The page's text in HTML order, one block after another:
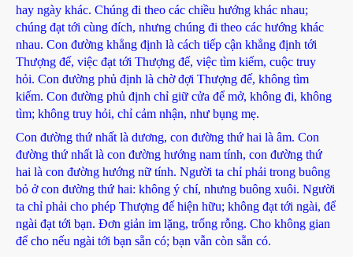
hay ngày khác. Chúng đi theo các chiều hướng khác nhau;
chúng đạt tới cùng đích, nhưng chúng đi theo các hướng khác
nhau. Con đường khẳng định là cách tiếp cận khẳng định tới
Thượng đế, việc đạt tới Thượng đế, việc tìm kiếm, cuộc truy
hỏi. Con đường phủ định là chờ đợi Thượng đế, không tìm
kiếm. Con đường phủ định chỉ giữ cửa để mở, không đi, không
tìm; không truy hỏi, chỉ cảm nhận, như bụng mẹ.
Con đường thứ nhất là dương, con đường thứ hai là âm. Con
đường thứ nhất là con đường hướng nam tính, con đường thứ
hai là con đường hướng nữ tính. Người ta chỉ phải trong buông
bỏ ở con đường thứ hai: không ý chí, nhưng buông xuôi. Người
ta chỉ phải cho phép Thượng đế hiện hữu; không đạt tới ngài, để
ngài đạt tới bạn. Đơn giản im lặng, trống rỗng. Cho không gian
để cho nếu ngài tới bạn sẵn có; bạn vẫn còn sẵn có.